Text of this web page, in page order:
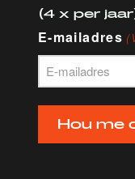
(4 x per
E-mailadres
Hou me